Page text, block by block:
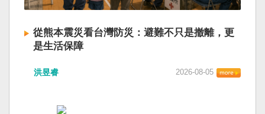
從熊本震災看台灣防災：避難不只是撤離，更
是生活保障
洪昱睿 2026-08-05